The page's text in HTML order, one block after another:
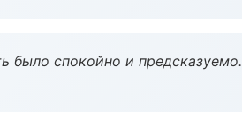
было спокойно и предсказуемо.